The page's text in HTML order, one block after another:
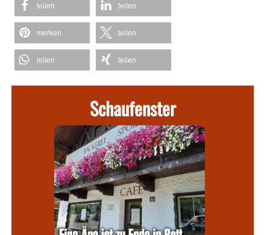
teilen teilen
merken teilen
teilen teilen
Schaufenster